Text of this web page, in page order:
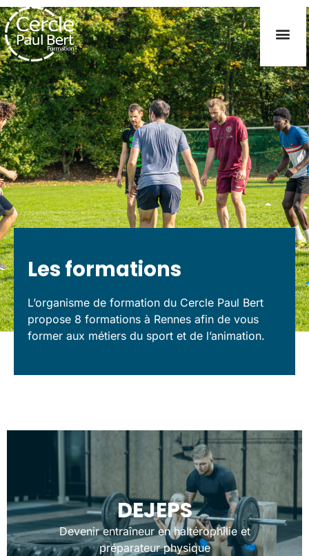
Les formations
L’organisme de formation du Cercle Paul Bert
propose 8 formations à Rennes afin de vous
former aux métiers du sport et de l’animation.
DEJEPS
Devenir entraîneur en haltérophilie et
préparateur physique